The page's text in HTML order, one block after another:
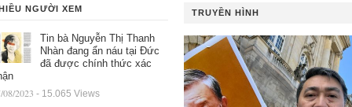
NGƯỜI XEM
Tin bà Nguyễn Thị Thanh
Nhàn đang ẩn náu tại Đức
đã được chính thức xác
08/2023 - 15.065 Views
TRUYỀN HÌNH